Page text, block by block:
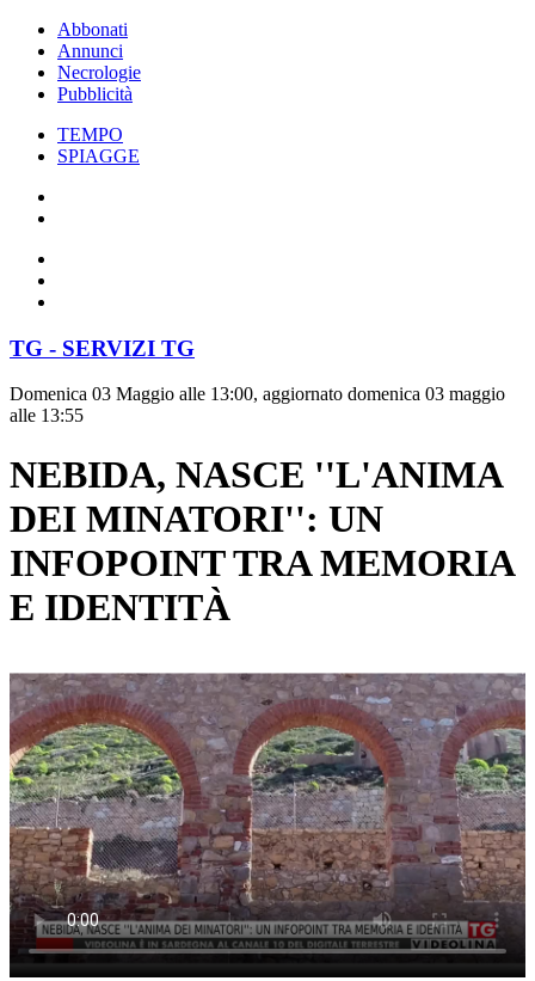
Abbonati
Annunci
Necrologie
Pubblicità
TEMPO
SPIAGGE
TG - SERVIZI TG
Domenica 03 Maggio alle 13:00, aggiornato domenica 03 maggio
alle 13:55
NEBIDA, NASCE ''L'ANIMA
DEI MINATORI'': UN
INFOPOINT TRA MEMORIA
E IDENTITÀ